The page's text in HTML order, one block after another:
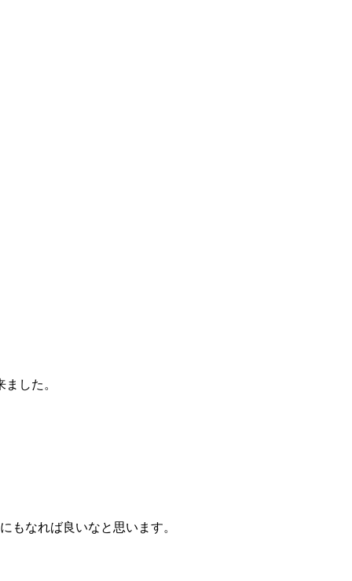
した。
もなれば良いなと思います。